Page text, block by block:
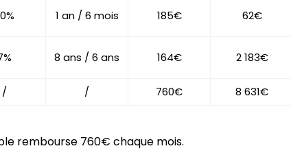
1 an / 6 mois 185€ 62€
8 ans / 6 ans 164€ 2 183€
/ / 760€ 8 631€
rembourse 760€ chaque mois.